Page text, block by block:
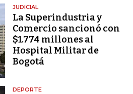
JUDICIAL
La Superindustria y
Comercio sancionó con
$1.774 millones al
Hospital Militar de
Bogotá
DEPORTE